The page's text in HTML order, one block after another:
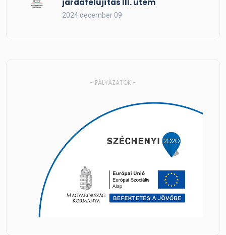
járdafelújítás III. ütem
2024 december 09
- PÁLYÁZATOK -